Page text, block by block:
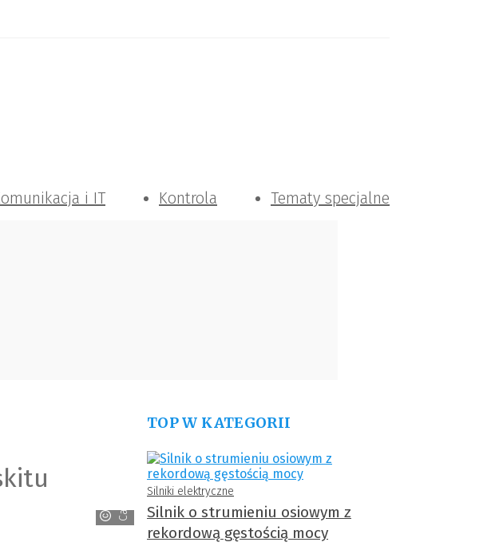
i IT Kontrola Tematy specjalne
Canva
TOP W KATEGORII
Silniki elektryczne
Silnik o strumieniu osiowym z
rekordową gęstością mocy